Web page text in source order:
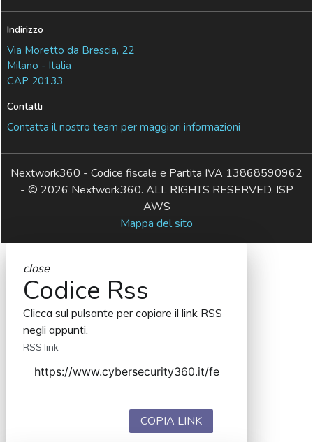
Indirizzo
Via Moretto da Brescia, 22
Milano - Italia
CAP 20133
Contatti
Contatta il nostro team per maggiori informazioni
Nextwork360 - Codice fiscale e Partita IVA 13868590962
- © 2026 Nextwork360. ALL RIGHTS RESERVED. ISP
AWS
Mappa del sito
close
Codice Rss
Clicca sul pulsante per copiare il link RSS
negli appunti.
RSS link
COPIA LINK